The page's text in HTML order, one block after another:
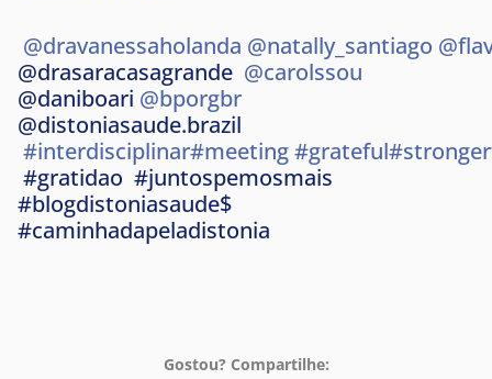
@dravanessaholanda @natally_santiago
@drasaracasagrande @carolssou
@daniboari @bporgbr
@distoniasaude.brazil
#interdisciplinar#meeting#grateful
#gratidao #juntospemosmais
#blogdistoniasaude$
#caminhadapeladistonia
Gostou? Compartilhe: